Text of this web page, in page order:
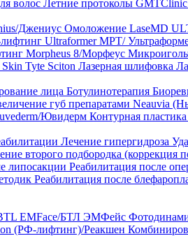
волос Летние протоколы GMTClinic
Джениус Омоложение LaseMD
Ultraformer MPT/
Morpheus 8/Морфеус
Tyte Sciton Лазерная шлифовка
лица Ботулинотерапия
губ препаратами Neauvia
Ювидерм Контурная
Лечение гипергидроза
второго подбородка (коррекция
липосакции Реабилитация после
Реабилитация после
EMFace/БТЛ ЭМФейс
(РФ-лифтинг)/Реакшен